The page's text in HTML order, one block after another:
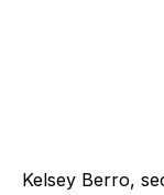
Kelsey Berro,